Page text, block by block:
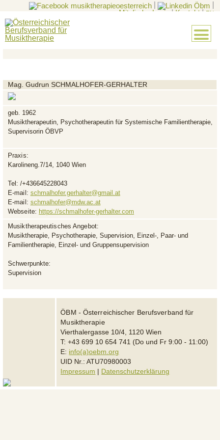
Mitglieder-Login
| Kontakt | EN
Mag. Gudrun SCHMALHOFER-GERHALTER
geb. 1962
Musiktherapeutin, Psychotherapeutin für Systemische Familientherapie,
Supervisorin ÖBVP
Praxis:
Karolineng.7/14, 1040 Wien
Tel: /+436645228043
E-mail: schmalhofer.gerhalter@gmail.at
E-mail: schmalhofer@mdw.ac.at
Webseite: https://schmalhofer-gerhalter.com
Musiktherapeutisches Angebot:
Musiktherapie, Psychotherapie, Supervision, Einzel-, Paar- und
Familientherapie, Einzel- und Gruppensupervision
Schwerpunkte:
Supervision
ÖBM - Österreichischer Berufsverband für
Musiktherapie
Vierthalergasse 10/4, 1120 Wien
T: +43 699 10 654 741 (Do und Fr 9:00 - 11:00)
E: info(a)oebm.org
UID Nr.: ATU70980003
Impressum
Datenschutzerklärung